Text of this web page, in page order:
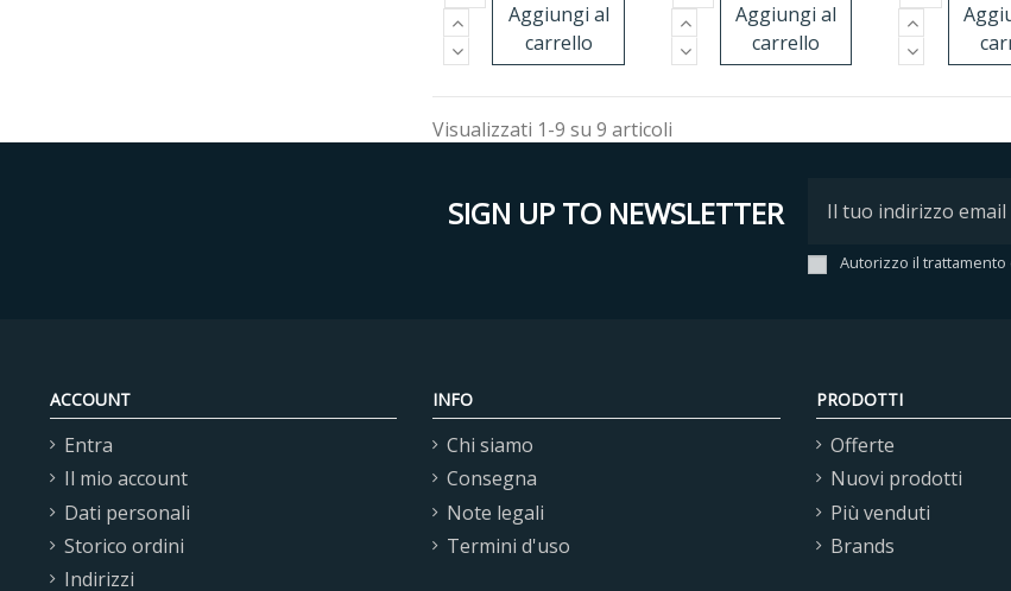
Aggiungi al
carrello
Aggiungi al
carrello
Visualizzati 1-9 su 9 articoli
SIGN UP TO NEWSLETTER
Autorizzo il
ACCOUNT
Entra
Il mio account
Dati personali
Storico ordini
Indirizzi
INFO
Chi siamo
Consegna
Note legali
Termini d'uso
PRODOTTI
Offerte
Nuovi prodotti
Più venduti
Brands